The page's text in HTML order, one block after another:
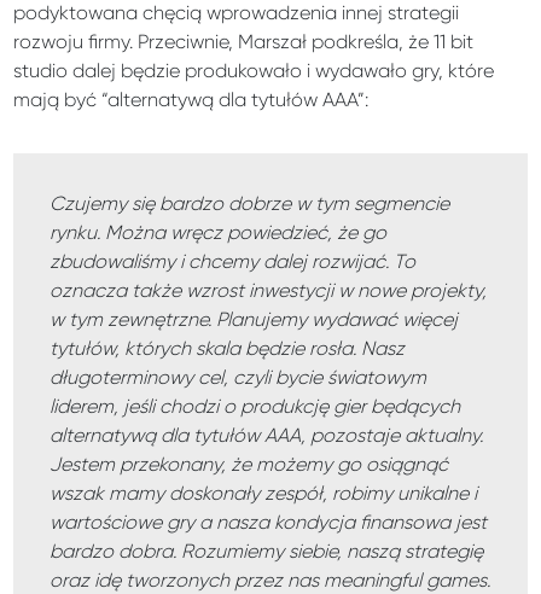
podyktowana chęcią wprowadzenia innej strategii
rozwoju firmy. Przeciwnie, Marszał podkreśla, że 11 bit
studio dalej będzie produkowało i wydawało gry, które
mają być “alternatywą dla tytułów AAA”:
Czujemy się bardzo dobrze w tym segmencie
rynku. Można wręcz powiedzieć, że go
zbudowaliśmy i chcemy dalej rozwijać. To
oznacza także wzrost inwestycji w nowe projekty,
w tym zewnętrzne. Planujemy wydawać więcej
tytułów, których skala będzie rosła. Nasz
długoterminowy cel, czyli bycie światowym
liderem, jeśli chodzi o produkcję gier będących
alternatywą dla tytułów AAA, pozostaje aktualny.
Jestem przekonany, że możemy go osiągnąć
wszak mamy doskonały zespół, robimy unikalne i
wartościowe gry a nasza kondycja finansowa jest
bardzo dobra. Rozumiemy siebie, naszą strategię
oraz idę tworzonych przez nas meaningful games.